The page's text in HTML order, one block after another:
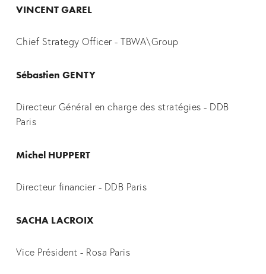
VINCENT GAREL
Chief Strategy Officer - TBWA\Group
Sébastien GENTY
Directeur Général en charge des stratégies - DDB
Paris
Michel HUPPERT
Directeur financier - DDB Paris
SACHA LACROIX
Vice Président - Rosa Paris